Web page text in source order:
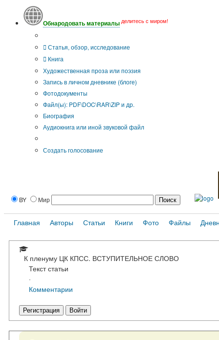
Обнародовать материалы делитесь с миром!
Статья, обзор, исследование
Книга
Художественная проза или поэзия
Запись в личном дневнике (блоге)
Фотодокументы
Файл(ы): PDF\DOC\RAR\ZIP и др.
Биография
Аудиокнига или иной звуковой файл
Создать голосование
BY Мир
Главная Авторы Статьи Книги Фото Файлы
К пленуму ЦК КПСС. ВСТУПИТЕЛЬНОЕ СЛОВО
Текст статьи
·
Комментарии
Регистрация Войти